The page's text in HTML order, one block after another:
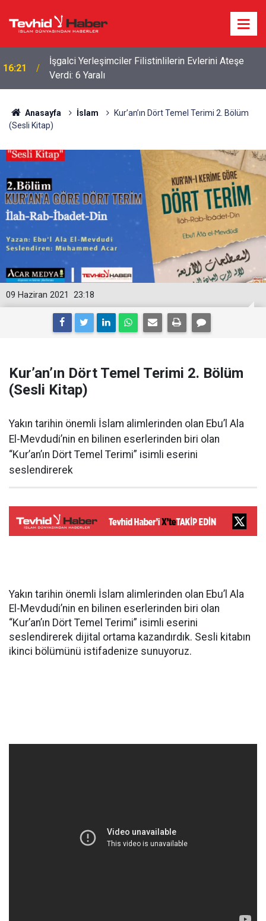
16:21
İşgalci Yerleşimciler Filistinlilerin Evlerini Ateşe
Verdi: 6 Yaralı
Anasayfa İslam
Kur’an’ın Dört Temel Terimi 2. Bölüm
(Sesli Kitap)
23:18
09 Haziran 2021
Kur’an’ın Dört Temel Terimi 2. Bölüm
(Sesli Kitap)
Yakın tarihin önemli İslam alimlerinden olan Ebu’l Ala
El-Mevdudi’nin en bilinen eserlerinden biri olan
“Kur’an’ın Dört Temel Terimi” isimli eserini
seslendirerek
Yakın tarihin önemli İslam alimlerinden olan Ebu’l Ala
El-Mevdudi’nin en bilinen eserlerinden biri olan
“Kur’an’ın Dört Temel Terimi” isimli eserini
seslendirerek dijital ortama kazandırdık. Sesli kitabın
ikinci bölümünü istifadenize sunuyoruz.